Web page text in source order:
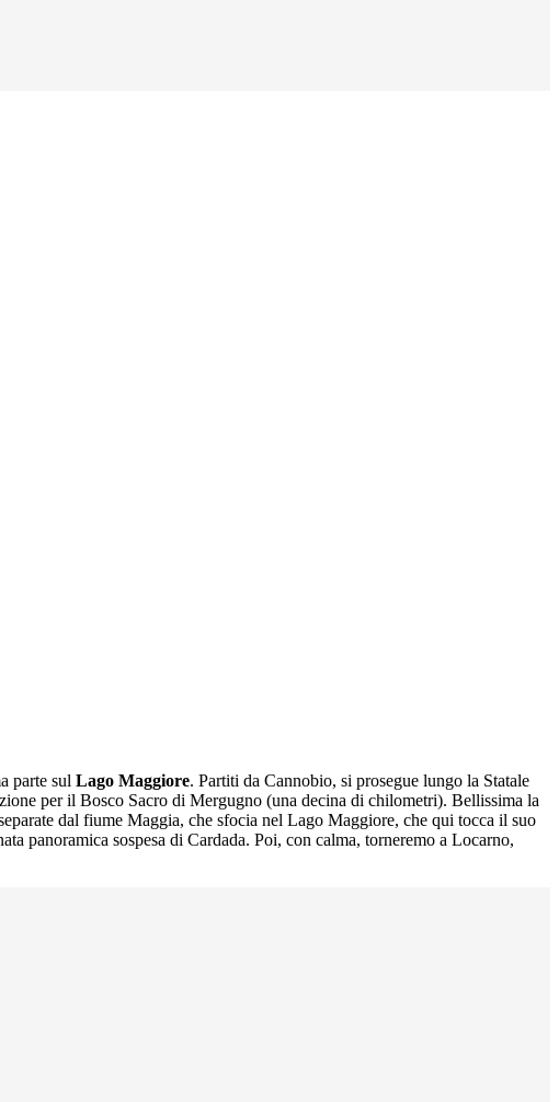
parte sul Lago Maggiore. Partiti da Cannobio, si prosegue lungo la Statale
per il Bosco Sacro di Mergugno (una decina di chilometri). Bellissima la
dal fiume Maggia, che sfocia nel Lago Maggiore, che qui tocca il suo
panoramica sospesa di Cardada. Poi, con calma, torneremo a Locarno,